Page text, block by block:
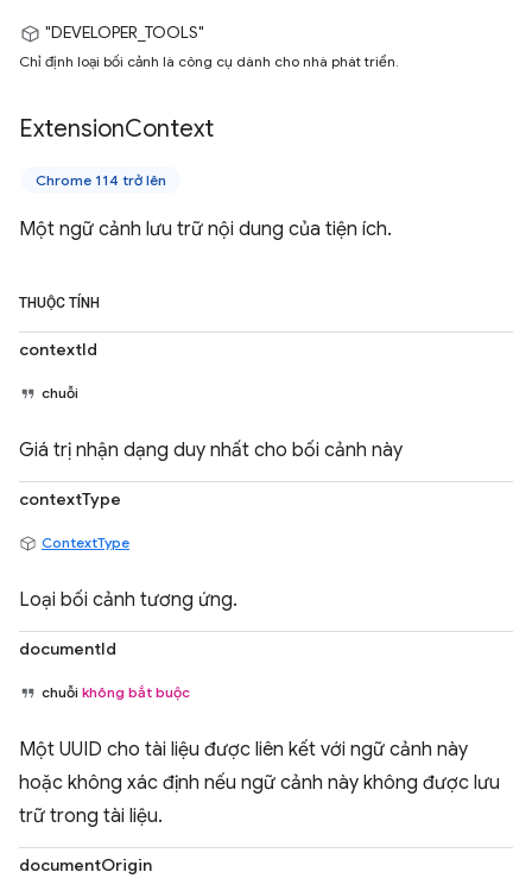
"DEVELOPER_TOOLS"
Chỉ định loại bối cảnh là công cụ dành cho nhà phát triển.
ExtensionContext
Chrome 114 trở lên
Một ngữ cảnh lưu trữ nội dung của tiện ích.
THUỘC TÍNH
contextId
chuỗi
Giá trị nhận dạng duy nhất cho bối cảnh này
contextType
ContextType
Loại bối cảnh tương ứng.
documentId
chuỗi không bắt buộc
Một UUID cho tài liệu được liên kết với ngữ cảnh này
hoặc không xác định nếu ngữ cảnh này không được lưu
trữ trong tài liệu.
documentOrigin